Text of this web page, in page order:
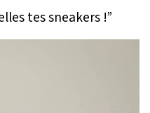
tes sneakers !”